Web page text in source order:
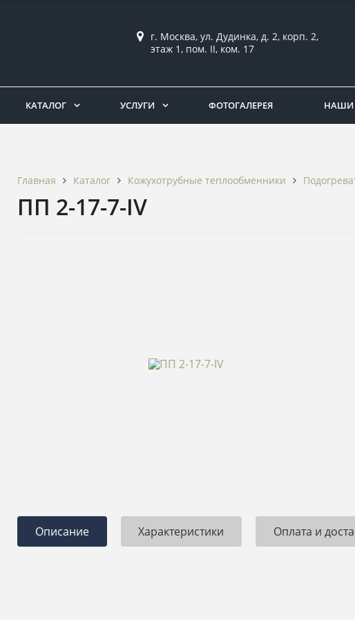
г. Москва, ул. Дудинка, д. 2, корп. 2,
этаж 1, пом. II, ком. 17
КАТАЛОГ УСЛУГИ ФОТОГАЛЕРЕЯ НАШИ
Главная Каталог Кожухотрубные теплообменники
ПП 2-17-7-IV
Описание Характеристики Оплата и